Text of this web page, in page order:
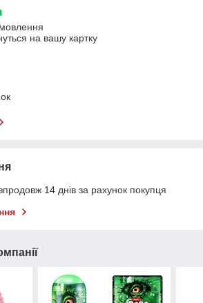
на вашу картку
14 днів за рахунок покупця